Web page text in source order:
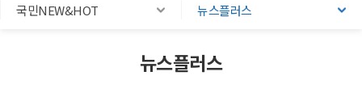
국민NEW&HOT 뉴스플러스
뉴스플러스